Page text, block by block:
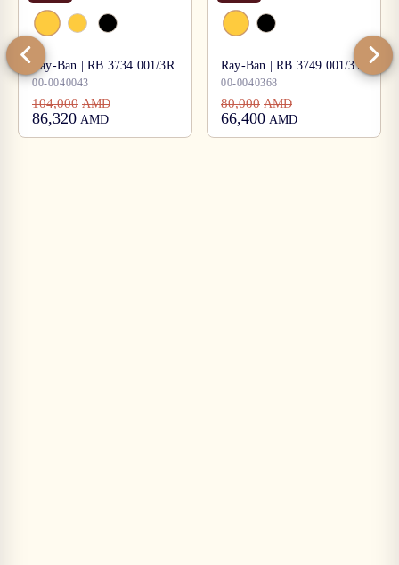
Ray-Ban | RB 3734 001/3R
00-0040043
104,000 AMD
86,320 AMD
Ray-Ban | RB 3749 001/31
00-0040368
80,000 AMD
66,400 AMD